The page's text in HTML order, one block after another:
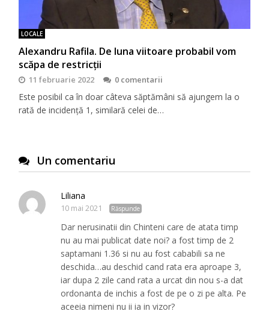
LOCALE
Alexandru Rafila. De luna viitoare probabil vom
scăpa de restricții
11 februarie 2022 0 comentarii
Este posibil ca în doar câteva săptămâni să ajungem la o
rată de incidență 1, similară celei de…
Un comentariu
Liliana
10 mai 2021 Răspunde
Dar nerusinatii din Chinteni care de atata timp
nu au mai publicat date noi? a fost timp de 2
saptamani 1.36 si nu au fost cababili sa ne
deschida…au deschid cand rata era aproape 3,
iar dupa 2 zile cand rata a urcat din nou s-a dat
ordonanta de inchis a fost de pe o zi pe alta. Pe
aceeia nimeni nu ii ia in vizor?